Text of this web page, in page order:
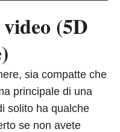
(5D
sia compatte che
principale di una
solito ha qualche
se non avete